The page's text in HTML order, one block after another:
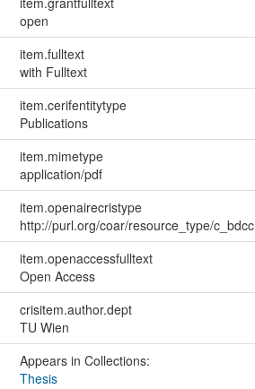
open
item.fulltext
with Fulltext
item.cerifentitytype
Publications
item.mimetype
application/pdf
item.openairecristype
http://purl.org/coar/resource_type/c_bdcc
item.openaccessfulltext
Open Access
crisitem.author.dept
TU Wien
Appears in Collections:
Thesis